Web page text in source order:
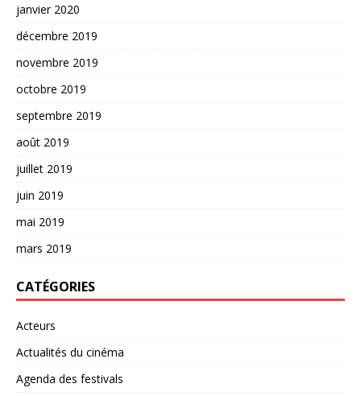
janvier 2020
décembre 2019
novembre 2019
octobre 2019
septembre 2019
août 2019
juillet 2019
juin 2019
mai 2019
mars 2019
CATÉGORIES
Acteurs
Actualités du cinéma
Agenda des festivals